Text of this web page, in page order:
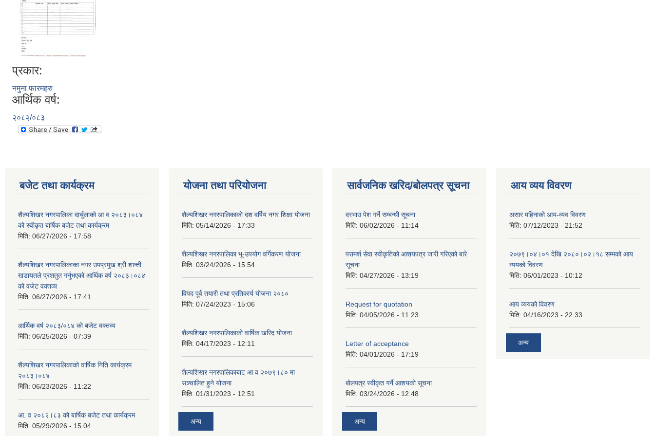
प्रकार:
नमुना फारमहरु
आर्थिक वर्ष:
२०८२/०८३
बजेट तथा कार्यक्रम
शैल्यशिखर नगरपालिका दार्चुलाको आ व २०८३।०८४
को स्वीकृत बार्षिक बजेट तथा कार्यक्रम
मिति: 06/27/2026 - 17:58
शैल्यशिखर नगरपालिकाका नगर उपप्रमुख श्री शान्ती
खडायतले प्रशतुत गर्नुभएको आर्थिक वर्ष २०८३।०८४
को वजेट वक्तव्य
मिति: 06/27/2026 - 17:41
आर्थिक वर्ष २०८३/०८४ को बजेट वक्तव्य
मिति: 06/25/2026 - 07:39
शैल्यशिखर नगरपालिकाको वार्षिक निति कार्यक्रम
२०८३।०८४
मिति: 06/23/2026 - 11:22
आ. व २०८२।८३ को बार्षिक बजेट तथा कार्यक्रम
मिति: 05/29/2026 - 15:04
योजना तथा परियोजना
शैल्यशिखर नगरपालिकाको दश वर्षिय नगर शिक्षा योजना
मिति: 05/14/2026 - 17:33
शैल्यशिखर नगरपालिका भू-उपयोग वर्गिकरण योजना
मिति: 03/24/2026 - 15:54
विपद पूर्व तयारी तथा प्रतिकार्य योजना २०८०
मिति: 07/24/2023 - 15:06
शैल्यशिखर नगरपालिकाको वार्षिक खरिद योजना
मिति: 04/17/2023 - 12:11
शैल्यशिखर नगरपालिकाबाट आ व २०७९।८० मा
सञ्चालित हुने योजना
मिति: 01/31/2023 - 12:51
अन्य
सार्वजनिक खरिद/बोलपत्र सूचना
दरभाउ पेश गर्ने सम्बन्धी सूचना
मिति: 06/02/2026 - 11:14
परामर्श सेवा स्वीकृतिको आशयपत्र जारी गरिएको बारे
सूचना
मिति: 04/27/2026 - 13:19
Request for quotation
मिति: 04/05/2026 - 11:23
Letter of acceptance
मिति: 04/01/2026 - 17:19
बोलपत्र स्वीकृत गर्ने आशयको सूचना
मिति: 03/24/2026 - 12:48
अन्य
आय व्यय विवरण
असार महिनाको आय-व्यव विवरण
मिति: 07/12/2023 - 21:52
२०७९।०४।०१ देखि २०८०।०२।१८ सम्मको आय
व्ययको विवरण
मिति: 06/01/2023 - 10:12
आय व्ययको विवरण
मिति: 04/16/2023 - 22:33
अन्य